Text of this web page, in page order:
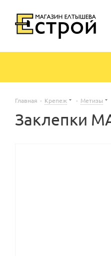
Главная - Крепеж - Метизы
Заклепки